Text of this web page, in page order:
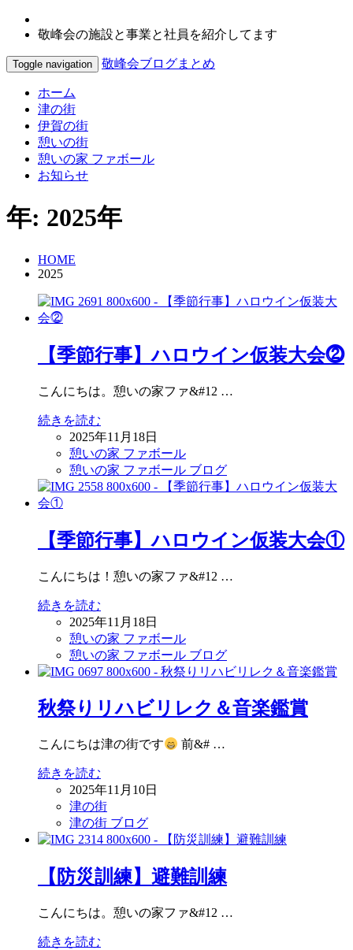
敬峰会の施設と事業と社員を紹介してます
Toggle navigation 敬峰会ブログまとめ
ホーム
津の街
伊賀の街
憩いの街
憩いの家 ファボール
お知らせ
年: 2025年
HOME
2025
【季節行事】ハロウイン仮装大会⓶
こんにちは。憩いの家ファ&#12 …
続きを読む
2025年11月18日
憩いの家 ファボール
憩いの家 ファボール ブログ
【季節行事】ハロウイン仮装大会①
こんにちは！憩いの家ファ&#12 …
続きを読む
2025年11月18日
憩いの家 ファボール
憩いの家 ファボール ブログ
秋祭りリハビリレク＆音楽鑑賞
こんにちは津の街です 前&# …
続きを読む
2025年11月10日
津の街
津の街 ブログ
【防災訓練】避難訓練
こんにちは。憩いの家ファ&#12 …
続きを読む